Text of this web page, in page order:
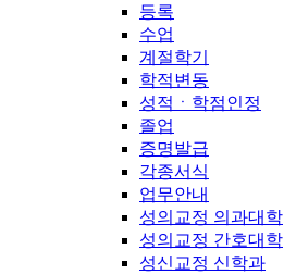
등록
수업
계절학기
학적변동
성적ㆍ학점인정
졸업
증명발급
각종서식
업무안내
성의교정 의과대학
성의교정 간호대학
성신교정 신학과